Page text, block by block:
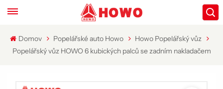
Domov Popelářské auto Howo
Howo Popelářský vůz
Popelářský vůz HOWO 6 kubických palců se zadním nakladačem